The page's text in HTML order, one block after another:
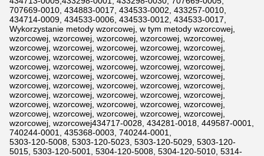
707669-0010, 434883-0017, 434533-0002, 433257-0010,
434714-0009, 434533-0006, 434533-0012, 434533-0017,
Wykorzystanie metody wzorcowej, w tym metody wzorcowej,
wzorcowej, wzorcowej, wzorcowej, wzorcowej, wzorcowej,
wzorcowej, wzorcowej, wzorcowej, wzorcowej, wzorcowej,
wzorcowej, wzorcowej, wzorcowej, wzorcowej, wzorcowej,
wzorcowej, wzorcowej, wzorcowej, wzorcowej, wzorcowej,
wzorcowej, wzorcowej, wzorcowej, wzorcowej, wzorcowej,
wzorcowej, wzorcowej, wzorcowej, wzorcowej, wzorcowej,
wzorcowej, wzorcowej, wzorcowej, wzorcowej, wzorcowej,
wzorcowej, wzorcowej, wzorcowej, wzorcowej, wzorcowej,
wzorcowej, wzorcowej, wzorcowej, wzorcowej, wzorcowej,
wzorcowej, wzorcowej434717-0028, 434281-0018, 449587-0001,
740244-0001, 435368-0003, 740244-0001,
5303-120-5008, 5303-120-5023, 5303-120-5029, 5303-120-
5015, 5303-120-5001, 5304-120-5008, 5304-120-5010, 5314-